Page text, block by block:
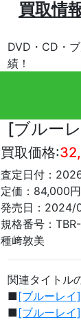
買取情
DVD・CD・
績！
[ブルー
買取価格:
査定日付：
定価：84,000円
発売日：2024/
規格番号：
種﨑敦美
関連タイトル
■[ブルーレイ
■[ブルーレイ